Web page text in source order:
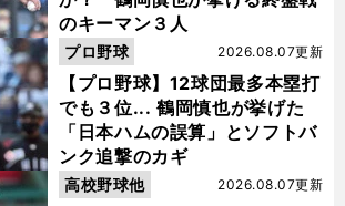
のキーマン３人
【プロ野球】12球団最多本塁打
でも３位... 鶴岡慎也が挙げた
「日本ハムの誤算」とソフトバ
ンク追撃のカギ
2026.08.07更新
プロ野球
2026.08.07更新
高校野球他